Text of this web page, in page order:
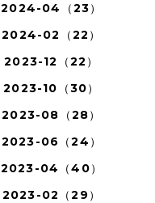
2024-04（23）
2024-02（22）
2023-12（22）
2023-10（30）
2023-08（28）
2023-06（24）
2023-04（40）
2023-02（29）